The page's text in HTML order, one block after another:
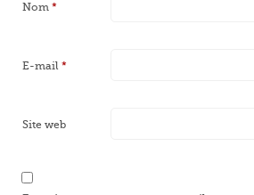
Nom *
E-mail *
Site web